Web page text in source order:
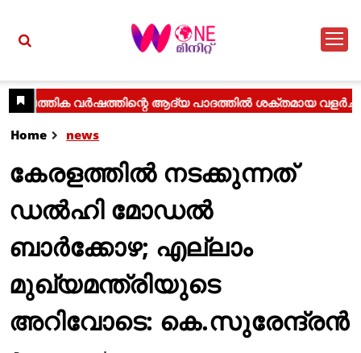
Home news
കേരളത്തിൽ നടക്കുന്നത്
ഡൽഹി മോഡൽ
ബാർക്കോഴ; എല്ലാം
മുഖ്യമന്ത്രിയുടെ
അറിവോടെ: കെ.സുരേന്ദ്രൻ